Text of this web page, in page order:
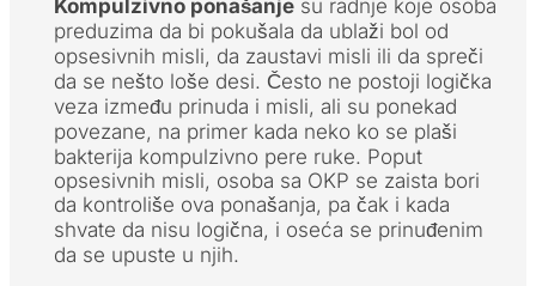
Kompulzivno ponašanje su radnje koje osoba
preduzima da bi pokušala da ublaži bol od
opsesivnih misli, da zaustavi misli ili da spreči
da se nešto loše desi. Često ne postoji logička
veza između prinuda i misli, ali su ponekad
povezane, na primer kada neko ko se plaši
bakterija kompulzivno pere ruke. Poput
opsesivnih misli, osoba sa OKP se zaista bori
da kontroliše ova ponašanja, pa čak i kada
shvate da nisu logična, i oseća se prinuđenim
da se upuste u njih.